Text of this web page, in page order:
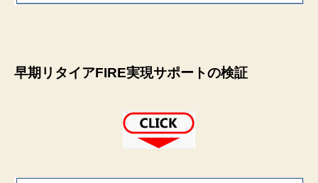
早期リタイアFIRE実現サポートの検証